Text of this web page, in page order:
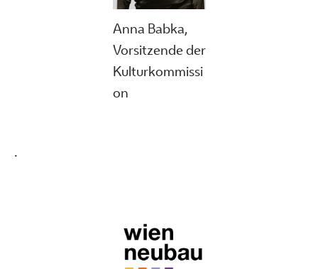
Anna Babka,
Vorsitzende der
Kulturkommissi
on
.